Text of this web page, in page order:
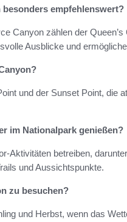
empfehlenswert?
Canyon zählen der
Ausblicke und
und der Sunset Point, die
im Nationalpark genießen?
Aktivitäten betreiben,
und Aussichtspunkte.
zu besuchen?
und Herbst, wenn das